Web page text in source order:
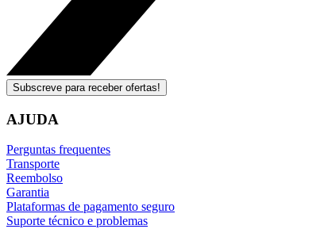
Subscreve para receber ofertas!
AJUDA
Perguntas frequentes
Transporte
Reembolso
Garantia
Plataformas de pagamento seguro
Suporte técnico e problemas